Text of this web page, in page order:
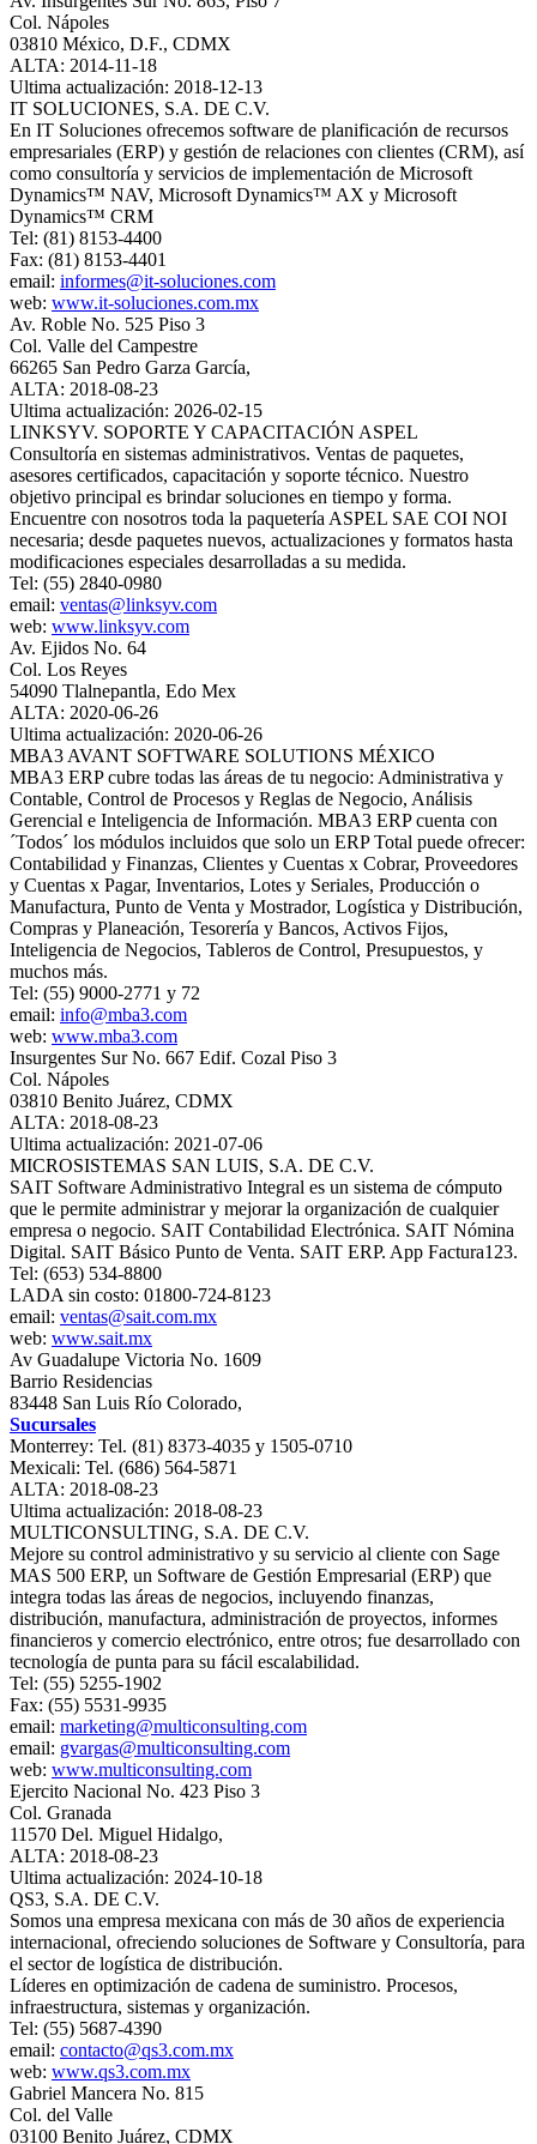
Col. Nápoles
03810 México, D.F., CDMX
ALTA: 2014-11-18
Ultima actualización: 2018-12-13
IT SOLUCIONES, S.A. DE C.V.
En IT Soluciones ofrecemos software de planificación de recursos
empresariales (ERP) y gestión de relaciones con clientes (CRM), así
como consultoría y servicios de implementación de Microsoft
Dynamics™ NAV, Microsoft Dynamics™ AX y Microsoft
Dynamics™ CRM
Tel: (81) 8153-4400
Fax: (81) 8153-4401
email: informes@it-soluciones.com
web: www.it-soluciones.com.mx
Av. Roble No. 525 Piso 3
Col. Valle del Campestre
66265 San Pedro Garza García,
ALTA: 2018-08-23
Ultima actualización: 2026-02-15
LINKSYV. SOPORTE Y CAPACITACIÓN ASPEL
Consultoría en sistemas administrativos. Ventas de paquetes,
asesores certificados, capacitación y soporte técnico. Nuestro
objetivo principal es brindar soluciones en tiempo y forma.
Encuentre con nosotros toda la paquetería ASPEL SAE COI NOI
necesaria; desde paquetes nuevos, actualizaciones y formatos hasta
modificaciones especiales desarrolladas a su medida.
Tel: (55) 2840-0980
email: ventas@linksyv.com
web: www.linksyv.com
Av. Ejidos No. 64
Col. Los Reyes
54090 Tlalnepantla, Edo Mex
ALTA: 2020-06-26
Ultima actualización: 2020-06-26
MBA3 AVANT SOFTWARE SOLUTIONS MÉXICO
MBA3 ERP cubre todas las áreas de tu negocio: Administrativa y
Contable, Control de Procesos y Reglas de Negocio, Análisis
Gerencial e Inteligencia de Información. MBA3 ERP cuenta con
´Todos´ los módulos incluidos que solo un ERP Total puede ofrecer:
Contabilidad y Finanzas, Clientes y Cuentas x Cobrar, Proveedores
y Cuentas x Pagar, Inventarios, Lotes y Seriales, Producción o
Manufactura, Punto de Venta y Mostrador, Logística y Distribución,
Compras y Planeación, Tesorería y Bancos, Activos Fijos,
Inteligencia de Negocios, Tableros de Control, Presupuestos, y
muchos más.
Tel: (55) 9000-2771 y 72
email: info@mba3.com
web: www.mba3.com
Insurgentes Sur No. 667 Edif. Cozal Piso 3
Col. Nápoles
03810 Benito Juárez, CDMX
ALTA: 2018-08-23
Ultima actualización: 2021-07-06
MICROSISTEMAS SAN LUIS, S.A. DE C.V.
SAIT Software Administrativo Integral es un sistema de cómputo
que le permite administrar y mejorar la organización de cualquier
empresa o negocio. SAIT Contabilidad Electrónica. SAIT Nómina
Digital. SAIT Básico Punto de Venta. SAIT ERP. App Factura123.
Tel: (653) 534-8800
LADA sin costo: 01800-724-8123
email: ventas@sait.com.mx
web: www.sait.mx
Av Guadalupe Victoria No. 1609
Barrio Residencias
83448 San Luis Río Colorado,
Sucursales
Monterrey: Tel. (81) 8373-4035 y 1505-0710
Mexicali: Tel. (686) 564-5871
ALTA: 2018-08-23
Ultima actualización: 2018-08-23
MULTICONSULTING, S.A. DE C.V.
Mejore su control administrativo y su servicio al cliente con Sage
MAS 500 ERP, un Software de Gestión Empresarial (ERP) que
integra todas las áreas de negocios, incluyendo finanzas,
distribución, manufactura, administración de proyectos, informes
financieros y comercio electrónico, entre otros; fue desarrollado con
tecnología de punta para su fácil escalabilidad.
Tel: (55) 5255-1902
Fax: (55) 5531-9935
email: marketing@multiconsulting.com
email: gvargas@multiconsulting.com
web: www.multiconsulting.com
Ejercito Nacional No. 423 Piso 3
Col. Granada
11570 Del. Miguel Hidalgo,
ALTA: 2018-08-23
Ultima actualización: 2024-10-18
QS3, S.A. DE C.V.
Somos una empresa mexicana con más de 30 años de experiencia
internacional, ofreciendo soluciones de Software y Consultoría, para
el sector de logística de distribución.
Líderes en optimización de cadena de suministro. Procesos,
infraestructura, sistemas y organización.
Tel: (55) 5687-4390
email: contacto@qs3.com.mx
web: www.qs3.com.mx
Gabriel Mancera No. 815
Col. del Valle
03100 Benito Juárez, CDMX